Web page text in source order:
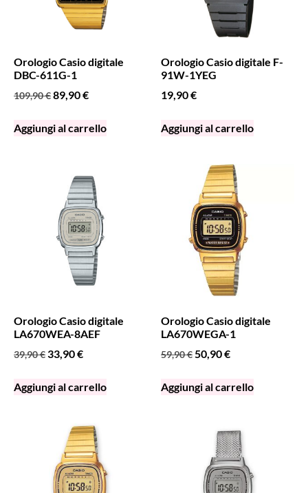
Orologio Casio digitale
DBC-611G-1
109,90€89,90€
Aggiungi al carrello
Orologio Casio digitale F-
91W-1YEG
19,90€
Aggiungi al carrello
Orologio Casio digitale
LA670WEA-8AEF
39,90€33,90€
Aggiungi al carrello
Orologio Casio digitale
LA670WEGA-1
59,90€50,90€
Aggiungi al carrello